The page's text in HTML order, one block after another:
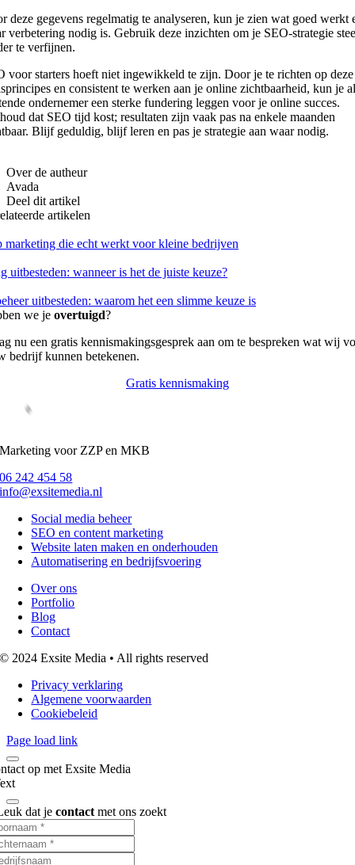
deze gegevens regelmatig te analyseren, kun je zien wat goed werkt
verbetering nodig is. Gebruik deze inzichten om je SEO-strategie
te verfijnen.
voor starters hoeft niet ingewikkeld te zijn. Door je te richten op deze
en consistent te werken aan je online zichtbaarheid, kun je
ondernemer een sterke fundering leggen voor je online succes.
dat SEO tijd kost; resultaten zijn vaak pas na enkele maanden
Blijf geduldig, blijf leren en pas je strategie aan waar nodig.
Over de autheur
Avada
Deel dit artikel
artikelen
marketing die echt werkt voor kleine bedrijven
uitbesteden: wanneer is het de juiste keuze?
uitbesteden: waarom het een slimme keuze is
we je overtuigd?
nu een gratis kennismakingsgesprek aan om te bespreken wat wij
bedrijf kunnen betekenen.
Gratis kennismaking
Marketing voor ZZP en MKB
06 242 454 58
info@exsitemedia.nl
Social media beheer
SEO en content marketing
Website laten maken en onderhouden
Automatisering en bedrijfsvoering
Over ons
Portfolio
Blog
Contact
© 2024 Exsite Media • All rights reserved
Privacy verklaring
Algemene voorwaarden
Cookiebeleid
Page load link
op met Exsite Media
dat jecontact met ons zoekt